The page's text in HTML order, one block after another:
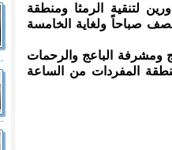
لتنقية الرمثا ومنطقة
صباحاً ولغاية الخامسة
الباعج والرحمات
المفردات من الساعة